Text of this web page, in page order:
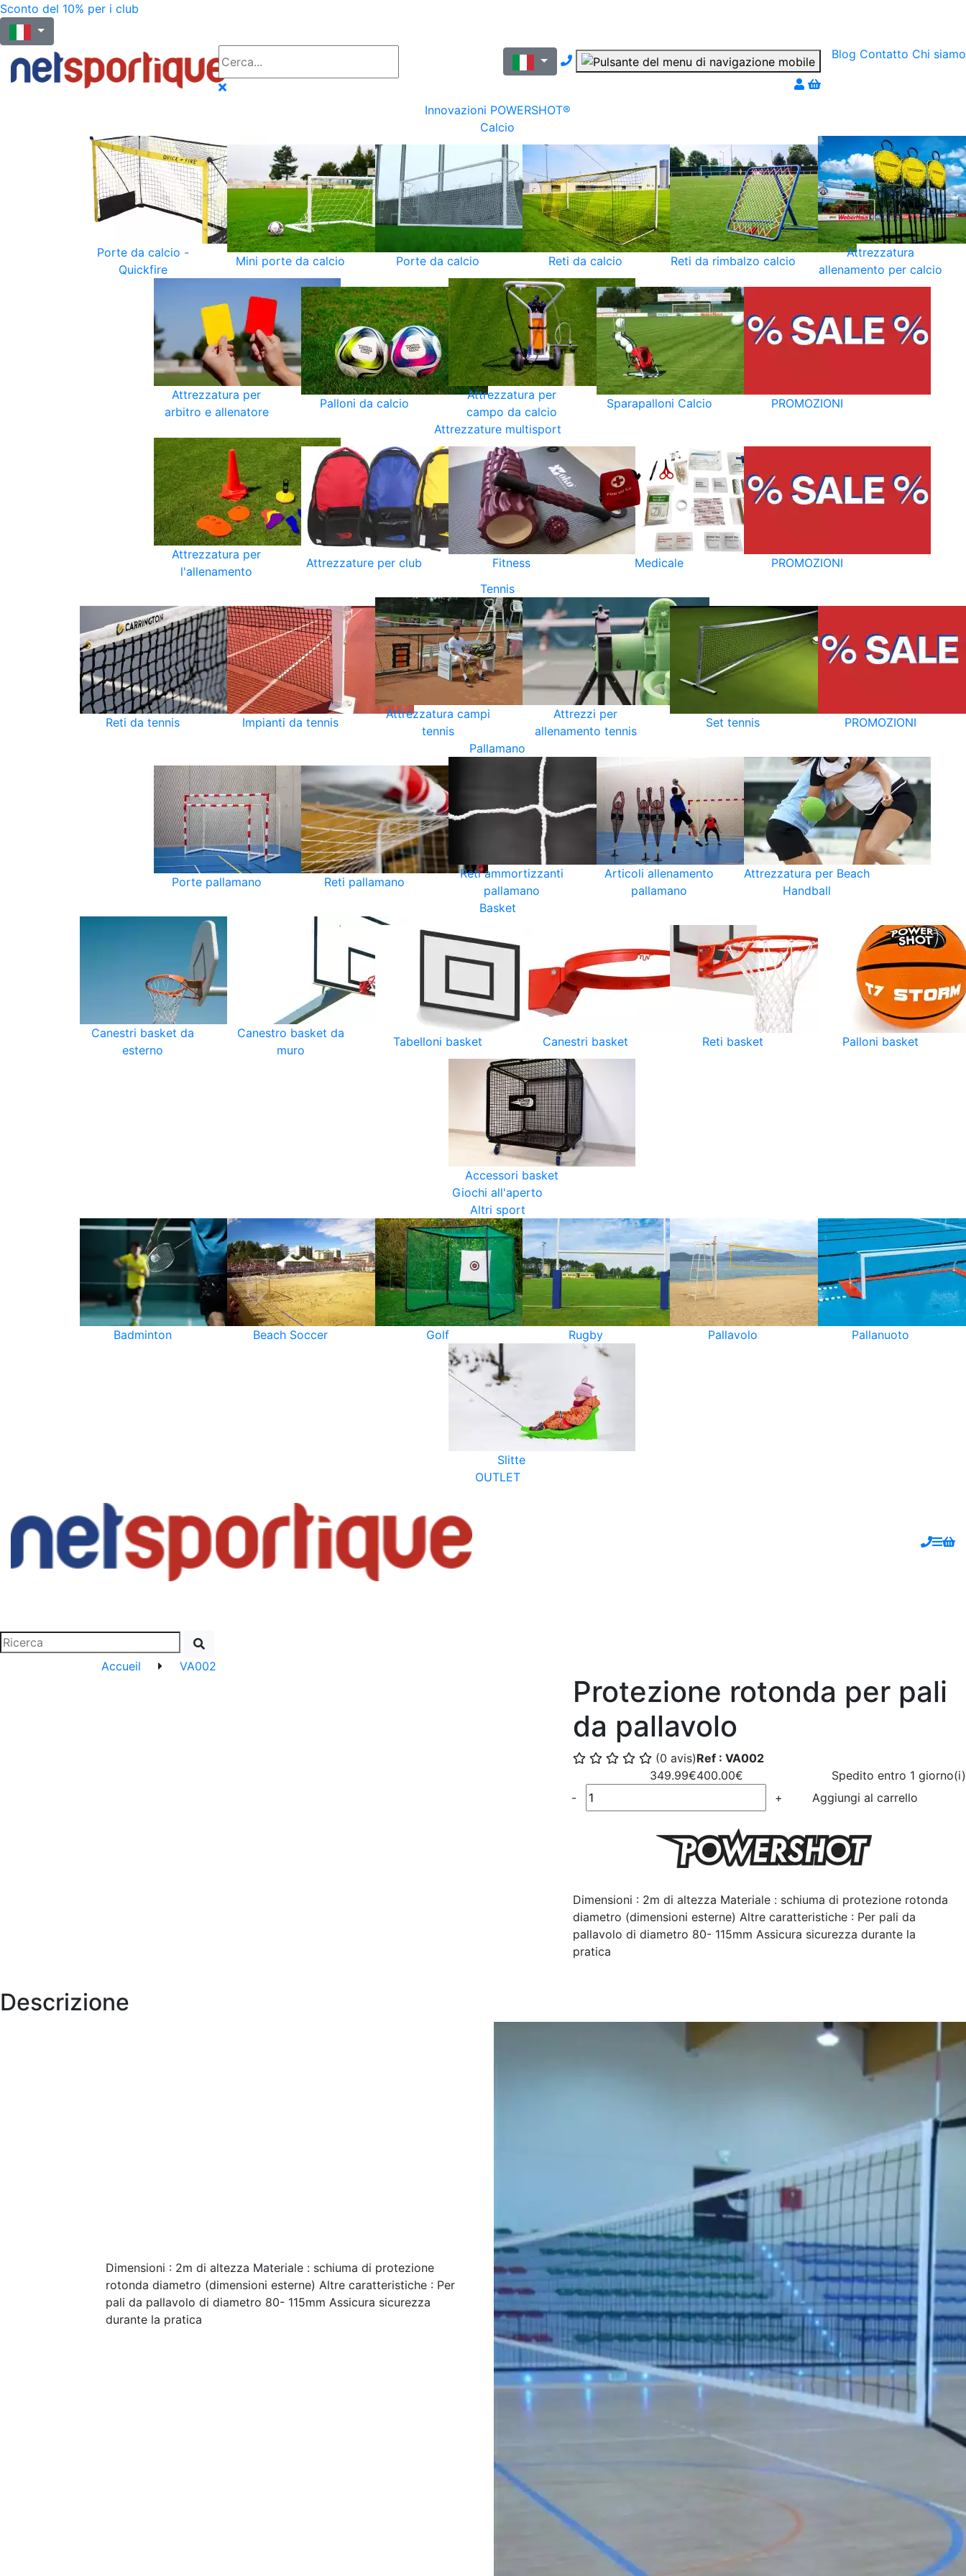
Sconto del 10% per i club
Blog Contatto Chi siamo
Nous contacter par téléphone
Innovazioni POWERSHOT®
Calcio
Porte da calcio -
Quickfire
Mini porte da calcio Porte da calcio Reti da calcio Reti da rimbalzo calcio
Attrezzatura
allenamento per calcio
Attrezzatura per
arbitro e allenatore
Palloni da calcio
Attrezzatura per
campo da calcio
Sparapalloni Calcio
PROMOZIONI
Attrezzature multisport
Attrezzatura per
l'allenamento
Attrezzature per club Fitness Medicale
PROMOZIONI
Tennis
Reti da tennis Impianti da tennis
Attrezzatura campi
tennis
Attrezzi per
allenamento tennis
Set tennis
PROMOZIONI
Pallamano
Porte pallamano Reti pallamano
Reti ammortizzanti
pallamano
Articoli allenamento
pallamano
Attrezzatura per Beach
Handball
Basket
Canestri basket da
esterno
Canestro basket da
muro
Tabelloni basket Canestri basket Reti basket Palloni basket
Accessori basket
Giochi all'aperto
Altri sport
Badminton Beach Soccer Golf Rugby Pallavolo Pallanuoto
Slitte
OUTLET
Accueil VA002
Protezione rotonda per pali
da pallavolo
(0 avis)Ref : VA002
349.99€400.00€ Spedito entro 1 giorno(i)
Quantité
- + Aggiungi al carrello
Dimensioni : 2m di altezza Materiale : schiuma di protezione rotonda
diametro (dimensioni esterne) Altre caratteristiche : Per pali da
pallavolo di diametro 80- 115mm Assicura sicurezza durante la
pratica
Descrizione
Dimensioni : 2m di altezza Materiale : schiuma di protezione
rotonda diametro (dimensioni esterne) Altre caratteristiche : Per
pali da pallavolo di diametro 80- 115mm Assicura sicurezza
durante la pratica